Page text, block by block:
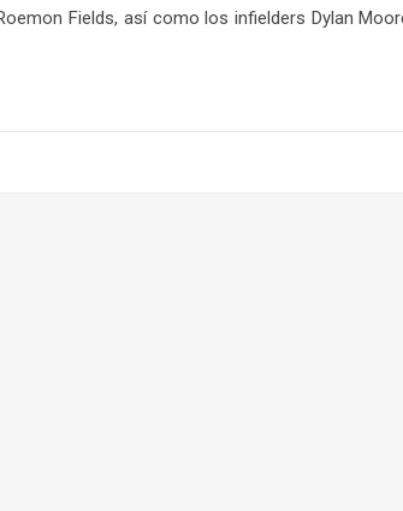
Fields, así como los infielders Dylan